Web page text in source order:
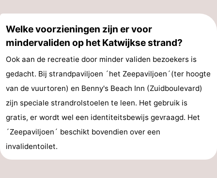
Welke voorzieningen zijn er voor
mindervaliden op het Katwijkse strand?
Ook aan de recreatie door minder validen bezoekers is
gedacht. Bij strandpaviljoen ´het Zeepaviljoen´(ter hoogte
van de vuurtoren) en Benny's Beach Inn (Zuidboulevard)
zijn speciale strandrolstoelen te leen. Het gebruik is
gratis, er wordt wel een identiteitsbewijs gevraagd. Het
´Zeepaviljoen´ beschikt bovendien over een
invalidentoilet.